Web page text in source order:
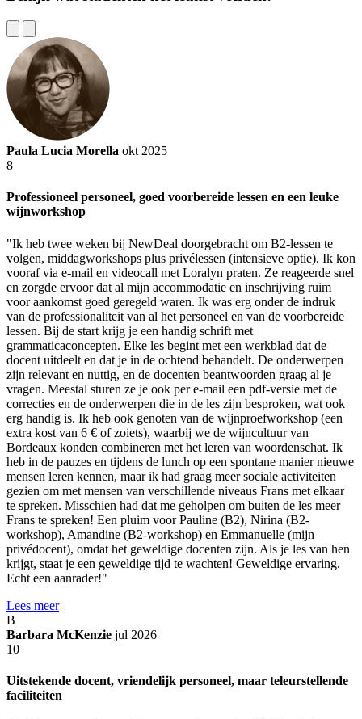
Paula Lucia Morella okt 2025
8
Professioneel personeel, goed voorbereide lessen en een leuke
wijnworkshop
"Ik heb twee weken bij NewDeal doorgebracht om B2-lessen te
volgen, middagworkshops plus privélessen (intensieve optie). Ik kon
vooraf via e-mail en videocall met Loralyn praten. Ze reageerde snel
en zorgde ervoor dat al mijn accommodatie en inschrijving ruim
voor aankomst goed geregeld waren. Ik was erg onder de indruk
van de professionaliteit van al het personeel en van de voorbereide
lessen. Bij de start krijg je een handig schrift met
grammaticaconcepten. Elke les begint met een werkblad dat de
docent uitdeelt en dat je in de ochtend behandelt. De onderwerpen
zijn relevant en nuttig, en de docenten beantwoorden graag al je
vragen. Meestal sturen ze je ook per e-mail een pdf-versie met de
correcties en de onderwerpen die in de les zijn besproken, wat ook
erg handig is. Ik heb ook genoten van de wijnproefworkshop (een
extra kost van 6 € of zoiets), waarbij we de wijncultuur van
Bordeaux konden combineren met het leren van woordenschat. Ik
heb in de pauzes en tijdens de lunch op een spontane manier nieuwe
mensen leren kennen, maar ik had graag meer sociale activiteiten
gezien om met mensen van verschillende niveaus Frans met elkaar
te spreken. Misschien had dat me geholpen om buiten de les meer
Frans te spreken! Een pluim voor Pauline (B2), Nirina (B2-
workshop), Amandine (B2-workshop) en Emmanuelle (mijn
privédocent), omdat het geweldige docenten zijn. Als je les van hen
krijgt, staat je een geweldige tijd te wachten! Geweldige ervaring.
Echt een aanrader!"
Lees meer
B
Barbara McKenzie jul 2026
10
Uitstekende docent, vriendelijk personeel, maar teleurstellende
faciliteiten